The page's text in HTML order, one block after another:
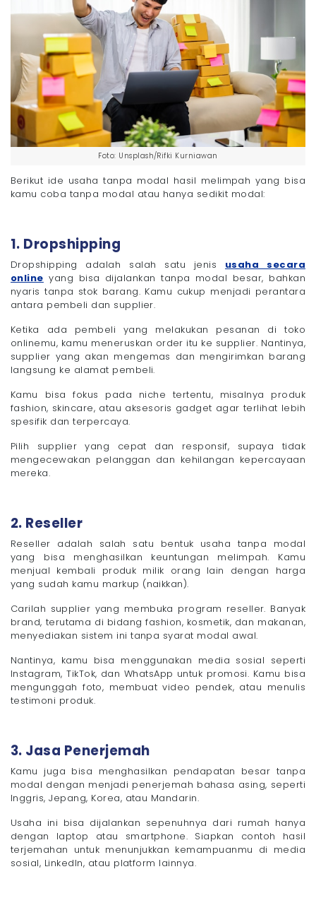
Foto: Unsplash/Rifki Kurniawan
Berikut ide usaha tanpa modal hasil melimpah yang bisa
kamu coba tanpa modal atau hanya sedikit modal:
1. Dropshipping
Dropshipping adalah salah satu jenis usaha secara
online yang bisa dijalankan tanpa modal besar, bahkan
nyaris tanpa stok barang. Kamu cukup menjadi perantara
antara pembeli dan supplier.
Ketika ada pembeli yang melakukan pesanan di toko
onlinemu, kamu meneruskan order itu ke supplier. Nantinya,
supplier yang akan mengemas dan mengirimkan barang
langsung ke alamat pembeli.
Kamu bisa fokus pada niche tertentu, misalnya produk
fashion, skincare, atau aksesoris gadget agar terlihat lebih
spesifik dan terpercaya.
Pilih supplier yang cepat dan responsif, supaya tidak
mengecewakan pelanggan dan kehilangan kepercayaan
mereka.
2. Reseller
Reseller adalah salah satu bentuk usaha tanpa modal
yang bisa menghasilkan keuntungan melimpah. Kamu
menjual kembali produk milik orang lain dengan harga
yang sudah kamu markup (naikkan).
Carilah supplier yang membuka program reseller. Banyak
brand, terutama di bidang fashion, kosmetik, dan makanan,
menyediakan sistem ini tanpa syarat modal awal.
Nantinya, kamu bisa menggunakan media sosial seperti
Instagram, TikTok, dan WhatsApp untuk promosi. Kamu bisa
mengunggah foto, membuat video pendek, atau menulis
testimoni produk.
3. Jasa Penerjemah
Kamu juga bisa menghasilkan pendapatan besar tanpa
modal dengan menjadi penerjemah bahasa asing, seperti
Inggris, Jepang, Korea, atau Mandarin.
Usaha ini bisa dijalankan sepenuhnya dari rumah hanya
dengan laptop atau smartphone. Siapkan contoh hasil
terjemahan untuk menunjukkan kemampuanmu di media
sosial, LinkedIn, atau platform lainnya.